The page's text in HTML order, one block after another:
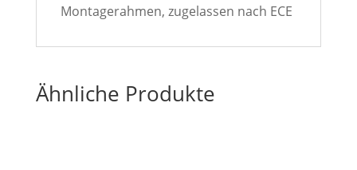
Montagerahmen, zugelassen nach ECE
Ähnliche Produkte